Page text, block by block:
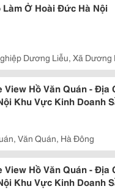
Làm Ở Hoài Đức Hà Nội
Dương Liễu, Xã Dương
Hồ Văn Quán - Địa
Khu Vực Kinh Doanh
Văn Quán, Hà Đông
Hồ Văn Quán - Địa
Khu Vực Kinh Doanh